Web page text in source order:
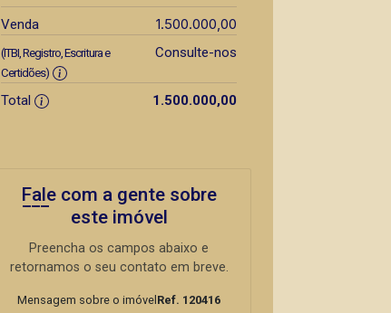
Venda 1.500.000,00
(ITBI, Registro, Escritura e
Certidões)
Consulte-nos
Total 1.500.000,00
Fale com a gente sobre
este imóvel
Preencha os campos abaixo e
retornamos o seu contato em breve.
Mensagem sobre o imóvel Ref. 120416